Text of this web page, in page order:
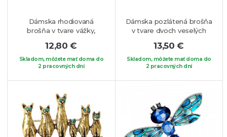
Dámska rhodiovaná
brošňa v tvare vážky,
zelenej farby. Vážka je
symbolom slobody, preto
pokiaľ ste nezávislá
Vás. Brošňa je vhodná na
akýkoľvek Váš obľúbený
kúsok oblečenia.
12,80 €
Skladom, môžete mať doma do
2 pracovných dní
Dámska pozlátená brošňa
v tvare dvoch veselých
a prenádherný šperk.
Šperk zdobia číre krištáliky
a dominantná biela perla.
13,50 €
Skladom, môžete mať doma do
2 pracovných dní